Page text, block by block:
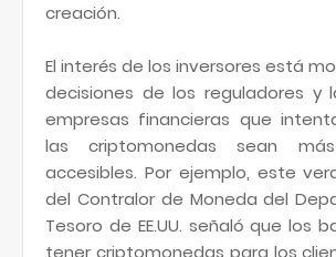
creación.
El interés de los inversores está
decisiones de los reguladores y
empresas financieras que
las criptomonedas sean
accesibles. Por ejemplo, este
del Contralor de Moneda del
Tesoro de EE.UU. señaló que los
tener criptomonedas para los